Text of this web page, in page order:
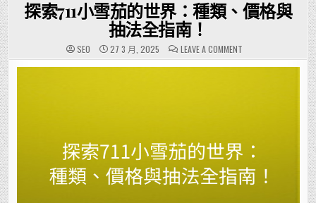
探索711小雪茄的世界：種類、價格與
抽法全指南！
SEO 27 3 月, 2025 LEAVE A COMMENT
探
索
格
與
抽
法